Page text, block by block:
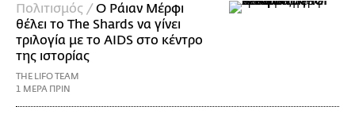
Πολιτισμός /Ο Ράιαν Μέρφι
θέλει το The Shards να γίνει
τριλογία με το AIDS στο κέντρο
της ιστορίας
THE LIFO TEAM
1 ΜΕΡΑ ΠΡΙΝ